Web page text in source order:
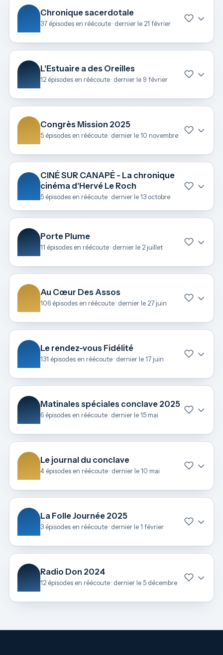
Chronique sacerdotale
37 épisodes en réécoute · dernier le 21 février
L'Estuaire a des Oreilles
12 épisodes en réécoute · dernier le 9 février
Congrès Mission 2025
5 épisodes en réécoute · dernier le 10 novembre
CINÉ SUR CANAPÉ - La chronique
cinéma d'Hervé Le Roch
5 épisodes en réécoute · dernier le 13 octobre
Porte Plume
11 épisodes en réécoute · dernier le 2 juillet
Au Cœur Des Assos
106 épisodes en réécoute · dernier le 27 juin
Le rendez-vous Fidélité
131 épisodes en réécoute · dernier le 17 juin
Matinales spéciales conclave 2025
6 épisodes en réécoute · dernier le 15 mai
Le journal du conclave
4 épisodes en réécoute · dernier le 10 mai
La Folle Journée 2025
3 épisodes en réécoute · dernier le 1 février
Radio Don 2024
12 épisodes en réécoute · dernier le 5 décembre